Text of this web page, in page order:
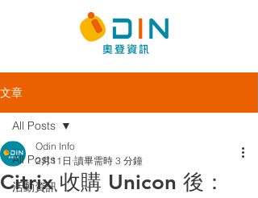
文章
All Posts
活動資訊
All Posts
Citrix 收購 Unicon 後：
Odin Info
2月11日 讀畢需時 3 分鐘